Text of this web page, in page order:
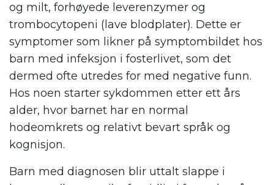
og milt, forhøyede leverenzymer og
trombocytopeni (lave blodplater). Dette er
symptomer som likner på symptombildet hos
barn med infeksjon i fosterlivet, som det
dermed ofte utredes for med negative funn.
Hos noen starter sykdommen etter ett års
alder, hvor barnet har en normal
hodeomkrets og relativt bevart språk og
kognisjon.
Barn med diagnosen blir uttalt slappe i